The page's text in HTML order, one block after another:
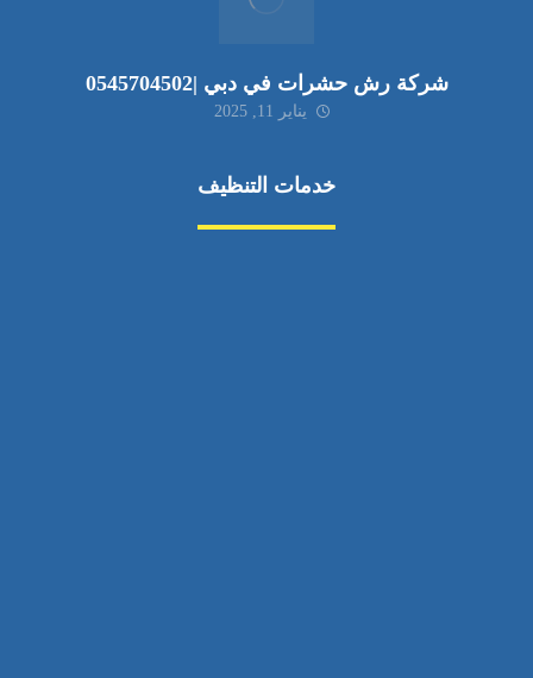
شركة رش حشرات في دبي |0545704502
يناير 11, 2025
خدمات التنظيف